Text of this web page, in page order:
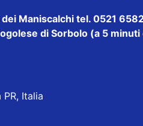
dei Maniscalchi tel. 0521
di Sorbolo (a 5 minuti
Italia